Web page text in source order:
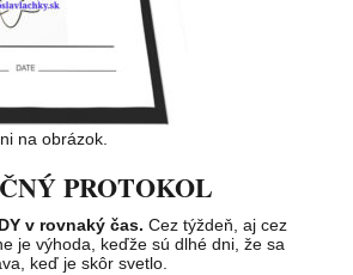
na obrázok.
PROTOKOL
v rovnaký čas. Cez týždeň, aj cez
je výhoda, keďže sú dlhé dni, že sa
keď je skôr svetlo.